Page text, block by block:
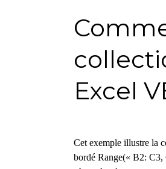
Excel
Cet exemple illustre la
bordé Range(« B2: